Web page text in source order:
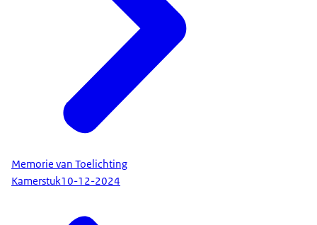
Memorie van Toelichting
Kamerstuk10-12-2024